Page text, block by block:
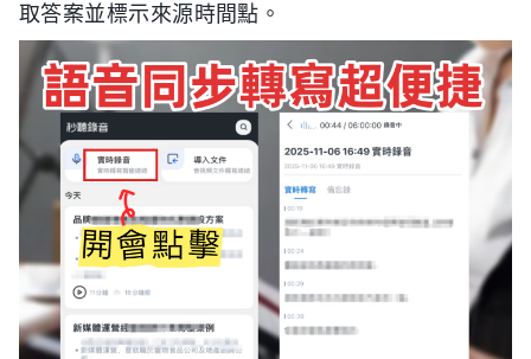
取答案並標示來源時間點。